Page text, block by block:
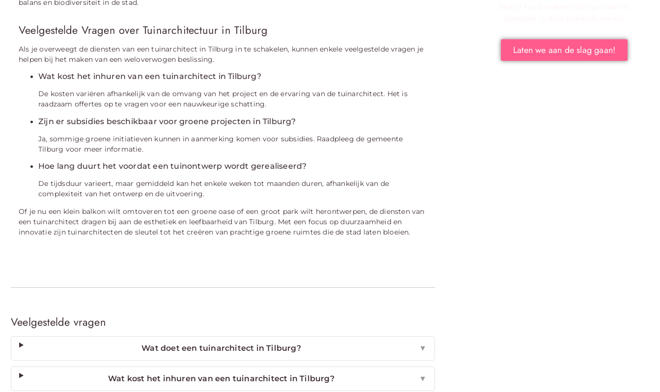
balans en biodiversiteit in de stad.
Veelgestelde Vragen over Tuinarchitectuur in Tilburg
Als je overweegt de diensten van een tuinarchitect in Tilburg in te schakelen, kunnen enkele veelgestelde vragen je
helpen bij het maken van een weloverwogen beslissing.
Wat kost het inhuren van een tuinarchitect in Tilburg?
De kosten variëren afhankelijk van de omvang van het project en de ervaring van de tuinarchitect. Het is
raadzaam offertes op te vragen voor een nauwkeurige schatting.
Zijn er subsidies beschikbaar voor groene projecten in Tilburg?
Ja, sommige groene initiatieven kunnen in aanmerking komen voor subsidies. Raadpleeg de gemeente
Tilburg voor meer informatie.
Hoe lang duurt het voordat een tuinontwerp wordt gerealiseerd?
De tijdsduur varieert, maar gemiddeld kan het enkele weken tot maanden duren, afhankelijk van de
complexiteit van het ontwerp en de uitvoering.
Of je nu een klein balkon wilt omtoveren tot een groene oase of een groot park wilt herontwerpen, de diensten van
een tuinarchitect dragen bij aan de esthetiek en leefbaarheid van Tilburg. Met een focus op duurzaamheid en
innovatie zijn tuinarchitecten de sleutel tot het creëren van prachtige groene ruimtes die de stad laten bloeien.
Veelgestelde vragen
Wat doet een tuinarchitect in Tilburg? ▼
Wat kost het inhuren van een tuinarchitect in Tilburg? ▼
Laten we aan de slag gaan!